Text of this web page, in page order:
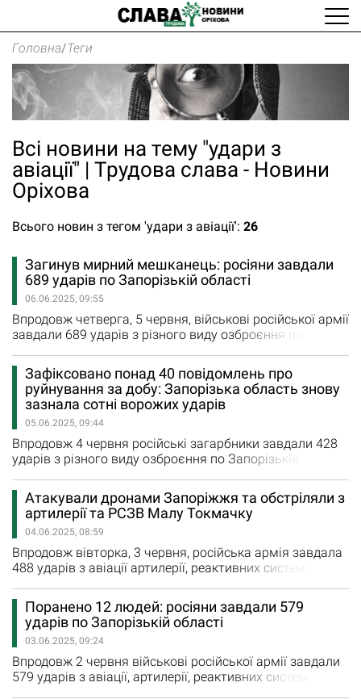
Головна/Теги
Всі новини на тему "удари з
авіації" | Трудова слава - Новини
Оріхова
Всього новин з тегом 'удари з авіації': 26
Загинув мирний мешканець: росіяни завдали
689 ударів по Запорізькій області
06.06.2025, 09:55
Впродовж четверга, 5 червня, військові російської армії
завдали 689 ударів з різного виду озброєння по
та сіл регіону. П’ять разів росіяни обстріляли з
реактивних систем залпового вогню Кам'янське та
Гуляйполе. 16 авіаційних ударів загарбники завдали по
Камʼянському, Гуляйполю, Новоандріївці, Малинівці,…
Зафіксовано понад 40 повідомлень про
руйнування за добу: Запорізька область знову
зазнала сотні ворожих ударів
05.06.2025, 09:44
Впродовж 4 червня російські загарбники завдали 428
ударів з різного виду озброєння по Запорізькій
14 населеним пунктам регіону. Чотири удари з
реактивних систем залпового вогню ворог завдав
Кам'янському та Малій Токмачці. Ще 20 авіаударів
ворог наніс по Тернуватому, Камʼянському,
Залізничному, Новоандріївці,…
Атакували дронами Запоріжжя та обстріляли з
артилерії та РСЗВ Малу Токмачку
04.06.2025, 08:59
Впродовж вівторка, 3 червня, російська армія завдала
488 ударів з авіації артилерії, реактивних систем
області. Під ворожим вогнем були 17 міст та сіл
регіону. З РСЗВ росіяни сім разів обстріляли
Кам'янське, Щербаки, Малу Токмачку та Новодарівку.
Впродовж доби окупанти завдали 488 ударів по 17
населених пунктах…
Поранено 12 людей: росіяни завдали 579
ударів по Запорізькій області
03.06.2025, 09:24
Впродовж 2 червня військові російської армії завдали
579 ударів з авіації, артилерії, реактивних систем